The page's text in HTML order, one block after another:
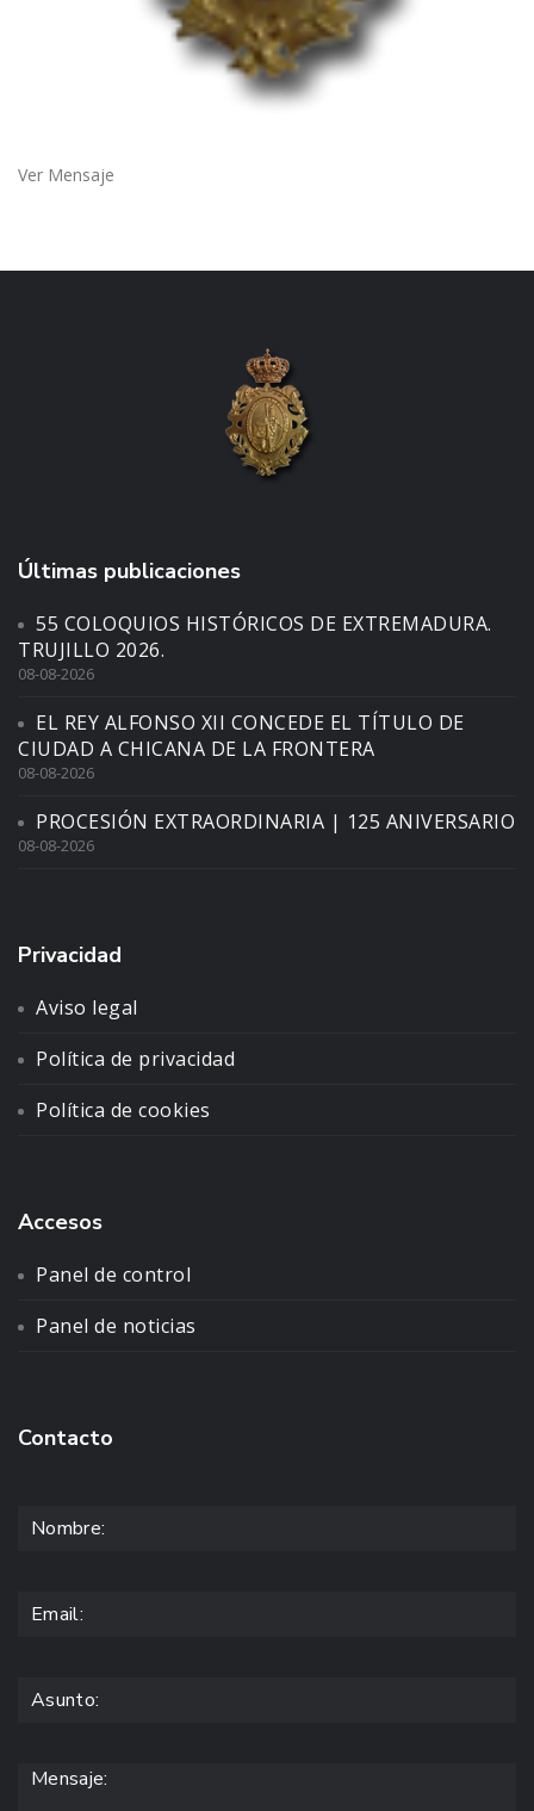
Ver Mensaje
Últimas publicaciones
55 COLOQUIOS HISTÓRICOS DE EXTREMADURA.
TRUJILLO 2026.
08-08-2026
EL REY ALFONSO XII CONCEDE EL TÍTULO DE
CIUDAD A CHICANA DE LA FRONTERA
08-08-2026
PROCESIÓN EXTRAORDINARIA | 125 ANIVERSARIO
08-08-2026
Privacidad
Aviso legal
Política de privacidad
Política de cookies
Accesos
Panel de control
Panel de noticias
Contacto